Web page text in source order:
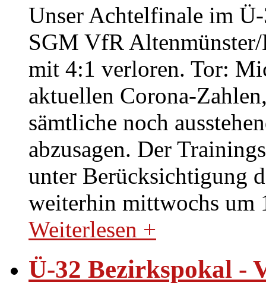
Unser Achtelfinale im
SGM VfR
mit 4:1 verloren. Tor:
aktuellen Corona-
sämtliche noch
abzusagen. Der
unter Berücksichtigung
weiterhin mittwochs um
Weiterlesen +
Ü-32 Bezirkspokal -